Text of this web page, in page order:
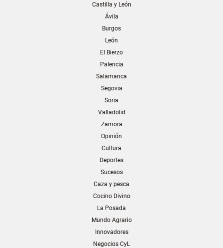
Castilla y León
Ávila
Burgos
León
El Bierzo
Palencia
Salamanca
Segovia
Soria
Valladolid
Zamora
Opinión
Cultura
Deportes
Sucesos
Caza y pesca
Cocino Divino
La Posada
Mundo Agrario
Innovadores
Negocios CyL